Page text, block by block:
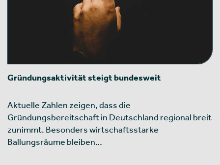
Gründungsaktivität steigt bundesweit
Aktuelle Zahlen zeigen, dass die
Gründungsbereitschaft in Deutschland regional breit
zunimmt. Besonders wirtschaftsstarke
Ballungsräume bleiben…